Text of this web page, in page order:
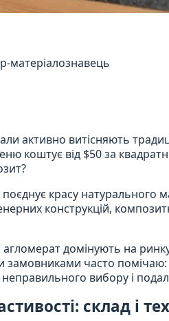
матеріалознавець
активно витісняють
коштує від $50 за
красу натурального
конструкцій,
домінують на
замовниками часто
вибору і
склад і